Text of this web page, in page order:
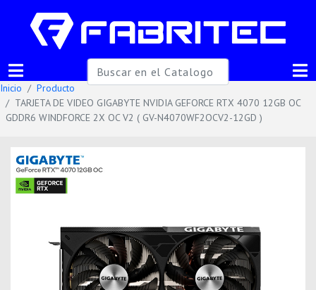
Inicio
Producto
TARJETA DE VIDEO GIGABYTE NVIDIA GEFORCE RTX 4070 12GB OC
GDDR6 WINDFORCE 2X OC V2 ( GV-N4070WF2OCV2-12GD )